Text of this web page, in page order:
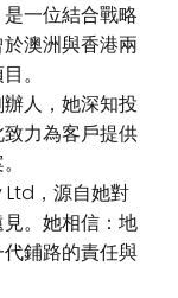
一位結合戰略
澳洲與香港兩
。
人，她深知投
力為客戶提供
，源自她對
。她相信：地
鋪路的責任與